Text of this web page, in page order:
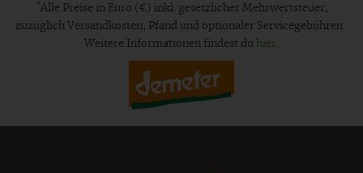
*Alle Preise in Euro (€) inkl. gesetzlicher Mehrwertsteuer,
zuzüglich Versandkosten, Pfand und optionaler Servicegebühren.
Weitere Informationen findest du hier.